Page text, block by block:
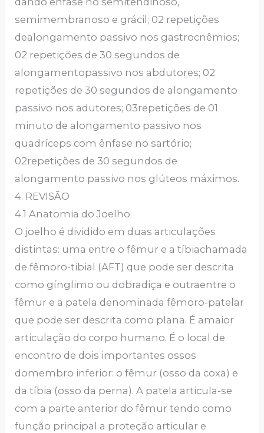
semimembranoso e grácil; 02 repetições
dealongamento passivo nos gastrocnêmios;
02 repetições de 30 segundos de
alongamentopassivo nos abdutores; 02
repetições de 30 segundos de alongamento
passivo nos adutores; 03repetições de 01
minuto de alongamento passivo nos
quadríceps com ênfase no sartório;
02repetições de 30 segundos de
alongamento passivo nos glúteos máximos.
4. REVISÃO
4.1 Anatomia do Joelho
O joelho é dividido em duas articulações
distintas: uma entre o fêmur e a tíbiachamada
de fêmoro-tibial (AFT) que pode ser descrita
como gínglimo ou dobradiça e outraentre o
fêmur e a patela denominada fêmoro-patelar
que pode ser descrita como plana. É amaior
articulação do corpo humano. É o local de
encontro de dois importantes ossos
domembro inferior: o fêmur (osso da coxa) e
da tíbia (osso da perna). A patela articula-se
com a parte anterior do fêmur tendo como
função principal a proteção articular e